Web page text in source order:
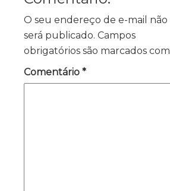
O seu endereço de e-mail não
será publicado. Campos
obrigatórios são marcados com
Comentário *